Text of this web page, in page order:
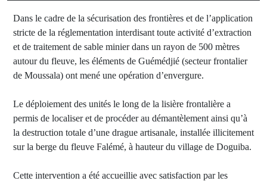
Dans le cadre de la sécurisation des frontières et de l’application
stricte de la réglementation interdisant toute activité d’extraction
et de traitement de sable minier dans un rayon de 500 mètres
autour du fleuve, les éléments de Guémédjié (secteur frontalier
de Moussala) ont mené une opération d’envergure.
Le déploiement des unités le long de la lisière frontalière a
permis de localiser et de procéder au démantèlement ainsi qu’à
la destruction totale d’une drague artisanale, installée illicitement
sur la berge du fleuve Falémé, à hauteur du village de Doguiba.
Cette intervention a été accueillie avec satisfaction par les